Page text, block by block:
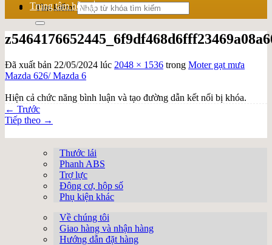
Tìm kiếm:
Trung tâm hỗ trợ
Đã xuất bản 22/05/2024 lúc 2048 × 1536 trong Moter gạt mưa
Mazda 626/ Mazda 6
Hiện cả chức năng bình luận và tạo đường dẫn kết nối bị khóa.
← Trước
Tiếp theo →
Thước lái
Phanh ABS
Trợ lực
Động cơ, hộp số
Phụ kiện khác
Về chúng tôi
Giao hàng và nhận hàng
Hướng dẫn đặt hàng